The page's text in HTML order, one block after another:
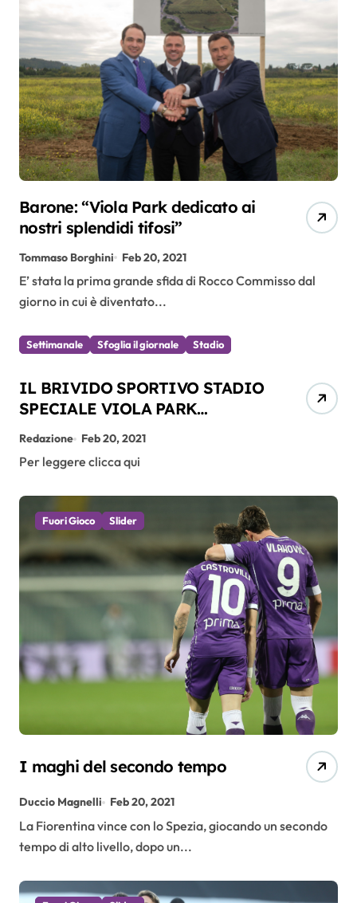
Barone: “Viola Park dedicato ai
nostri splendidi tifosi”
Tommaso Borghini Feb 20, 2021
E’ stata la prima grande sfida di Rocco Commisso dal
giorno in cui è diventato...
Settimanale Sfoglia il giornale Stadio
IL BRIVIDO SPORTIVO STADIO
SPECIALE VIOLA PARK
FEBBRAIO 2021
Redazione Feb 20, 2021
Per leggere clicca qui
Fuori Gioco Slider
I maghi del secondo tempo
Duccio Magnelli Feb 20, 2021
La Fiorentina vince con lo Spezia, giocando un secondo
tempo di alto livello, dopo un...